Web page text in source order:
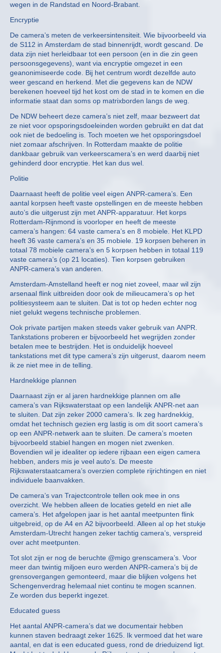
wegen in de Randstad en Noord-Brabant.
Encryptie
De camera’s meten de verkeersintensiteit. Wie bijvoorbeeld via
de S112 in Amsterdam de stad binnenrijdt, wordt gescand. De
data zijn niet herleidbaar tot een persoon (en in die zin geen
persoonsgegevens), want via encryptie omgezet in een
geanonimiseerde code. Bij het centrum wordt dezelfde auto
weer gescand en herkend. Met die gegevens kan de NDW
berekenen hoeveel tijd het kost om de stad in te komen en die
informatie staat dan soms op matrixborden langs de weg.
De NDW beheert deze camera’s niet zelf, maar bezweert dat
ze niet voor opsporingsdoeleinden worden gebruikt en dat dat
ook niet de bedoeling is. Toch moeten we het opsporingsdoel
niet zomaar afschrijven. In Rotterdam maakte de politie
dankbaar gebruik van verkeerscamera’s en werd daarbij niet
gehinderd door encryptie. Het kan dus wel.
Politie
Daarnaast heeft de politie veel eigen ANPR-camera’s. Een
aantal korpsen heeft vaste opstellingen en de meeste hebben
auto’s die uitgerust zijn met ANPR-apparatuur. Het korps
Rotterdam-Rijnmond is voorloper en heeft de meeste
camera’s hangen: 64 vaste camera’s en 8 mobiele. Het KLPD
heeft 36 vaste camera’s en 35 mobiele. 19 korpsen beheren in
totaal 78 mobiele camera’s en 5 korpsen hebben in totaal 119
vaste camera’s (op 21 locaties). Tien korpsen gebruiken
ANPR-camera’s van anderen.
Amsterdam-Amstelland heeft er nog niet zoveel, maar wil zijn
arsenaal flink uitbreiden door ook de milieucamera’s op het
politiesysteem aan te sluiten. Dat is tot op heden echter nog
niet gelukt wegens technische problemen.
Ook private partijen maken steeds vaker gebruik van ANPR.
Tankstations proberen er bijvoorbeeld het wegrijden zonder
betalen mee te bestrijden. Het is onduidelijk hoeveel
tankstations met dit type camera’s zijn uitgerust, daarom neem
ik ze niet mee in de telling.
Hardnekkige plannen
Daarnaast zijn er al jaren hardnekkige plannen om alle
camera’s van Rijkswaterstaat op een landelijk ANPR-net aan
te sluiten. Dat zijn zeker 2000 camera’s. Ik zeg hardnekkig,
omdat het technisch gezien erg lastig is om dit soort camera’s
op een ANPR-netwerk aan te sluiten. De camera’s moeten
bijvoorbeeld stabiel hangen en mogen niet zwenken.
Bovendien wil je idealiter op iedere rijbaan een eigen camera
hebben, anders mis je veel auto’s. De meeste
Rijkswaterstaatcamera’s overzien complete rijrichtingen en niet
individuele baanvakken.
De camera’s van Trajectcontrole tellen ook mee in ons
overzicht. We hebben alleen de locaties geteld en niet alle
camera’s. Het afgelopen jaar is het aantal meetpunten flink
uitgebreid, op de A4 en A2 bijvoorbeeld. Alleen al op het stukje
Amsterdam-Utrecht hangen zeker tachtig camera’s, verspreid
over acht meetpunten.
Tot slot zijn er nog de beruchte @migo grenscamera’s. Voor
meer dan twintig miljoen euro werden ANPR-camera’s bij de
grensovergangen gemonteerd, maar die blijken volgens het
Schengenverdrag helemaal niet continu te mogen scannen.
Ze worden dus beperkt ingezet.
Educated guess
Het aantal ANPR-camera’s dat we documentair hebben
kunnen staven bedraagt zeker 1625. Ik vermoed dat het ware
aantal, en dat is een educated guess, rond de drieduizend ligt.